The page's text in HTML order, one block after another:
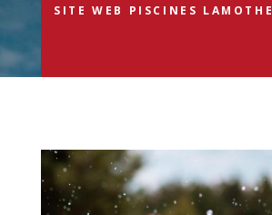
SITE WEB PISCINES LAMOTHE